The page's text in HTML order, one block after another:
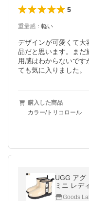
5
重量感 ： 軽い
デザインが可愛くて大
品だと思います。まだ
用感はわからないで
ても気に入りました。
購入した商品
カラー/トリコロール
UGG アグ
ミニ レデ
ック ベー
Goods